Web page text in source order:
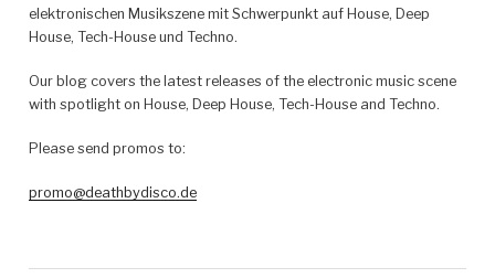
elektronischen Musikszene mit Schwerpunkt auf House, Deep
House, Tech-House und Techno.
Our blog covers the latest releases of the electronic music scene
with spotlight on House, Deep House, Tech-House and Techno.
Please send promos to:
promo@deathbydisco.de